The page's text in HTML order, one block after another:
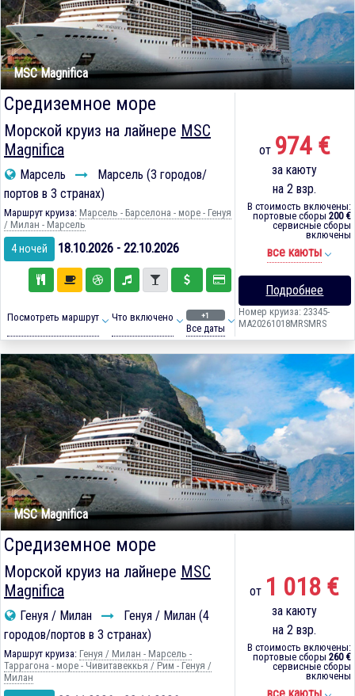
MSC Magnifica
Средиземное море
Морской круиз на лайнере MSC
Magnifica
Марсель
Марсель (3 городов/
портов в 3 странах)
Маршрут круиза: Марсель - Барселона - море - Генуя
/ Милан - Марсель
4 ночей 18.10.2026 - 22.10.2026
Посмотреть маршрут Что включено +1
Все даты
от 974 €
за каюту
на 2 взр.
В стоимость включены:
портовые сборы 200 €
сервисные сборы
включены
все каюты
Подробнее
Номер круиза: 23345-
MA20261018MRSMRS
MSC Magnifica
Средиземное море
Морской круиз на лайнере MSC
Magnifica
Генуя / Милан
Генуя / Милан (4
городов/портов в 3 странах)
Маршрут круиза: Генуя / Милан - Марсель -
Таррагона - море - Чивитавеккья / Рим - Генуя /
Милан
от 1 018 €
за каюту
на 2 взр.
В стоимость включены:
портовые сборы 260 €
сервисные сборы
включены